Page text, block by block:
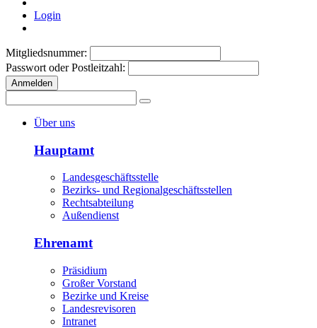
Login
Mitgliedsnummer:
Passwort oder Postleitzahl:
Anmelden
Über uns
Hauptamt
Landesgeschäftsstelle
Bezirks- und Regionalgeschäftsstellen
Rechtsabteilung
Außendienst
Ehrenamt
Präsidium
Großer Vorstand
Bezirke und Kreise
Landesrevisoren
Intranet